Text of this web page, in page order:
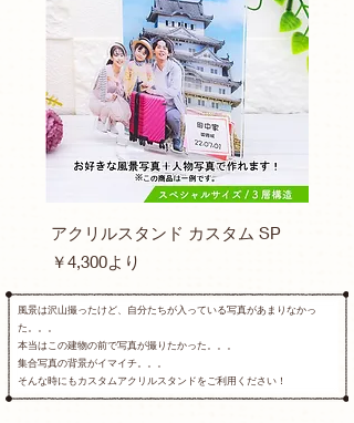
アクリルスタンド カスタム SP
￥4,300より
セール価格
風景は沢山撮ったけど、自分たちが入っている写真があまりなかっ
た。。。
本当はこの建物の前で写真が撮りたかった。。。
集合写真の背景がイマイチ。。。
そんな時にもカスタムアクリルスタンドをご利用ください！